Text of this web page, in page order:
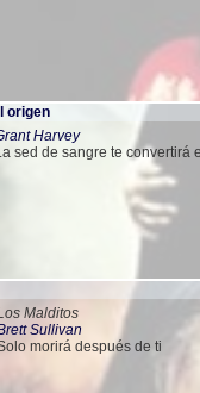
origen
Harvey
sed de sangre te convertirá
Malditos
Sullivan
morirá después de ti